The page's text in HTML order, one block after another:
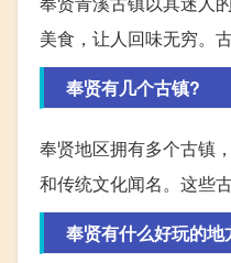
美食，让人回味无穷。
奉贤有几个古镇?
奉贤地区拥有多个古镇
和传统文化闻名。这些
奉贤有什么好玩的地